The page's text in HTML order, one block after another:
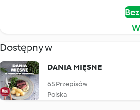
Dostępny w
DANIA MIĘSNE
65 Przepisów
Polska